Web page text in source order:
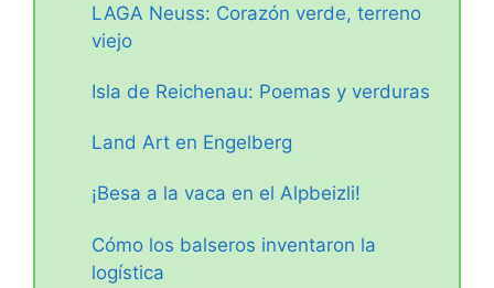
LAGA Neuss: Corazón verde, terreno
viejo
Isla de Reichenau: Poemas y verduras
Land Art en Engelberg
¡Besa a la vaca en el Alpbeizli!
Cómo los balseros inventaron la
logística